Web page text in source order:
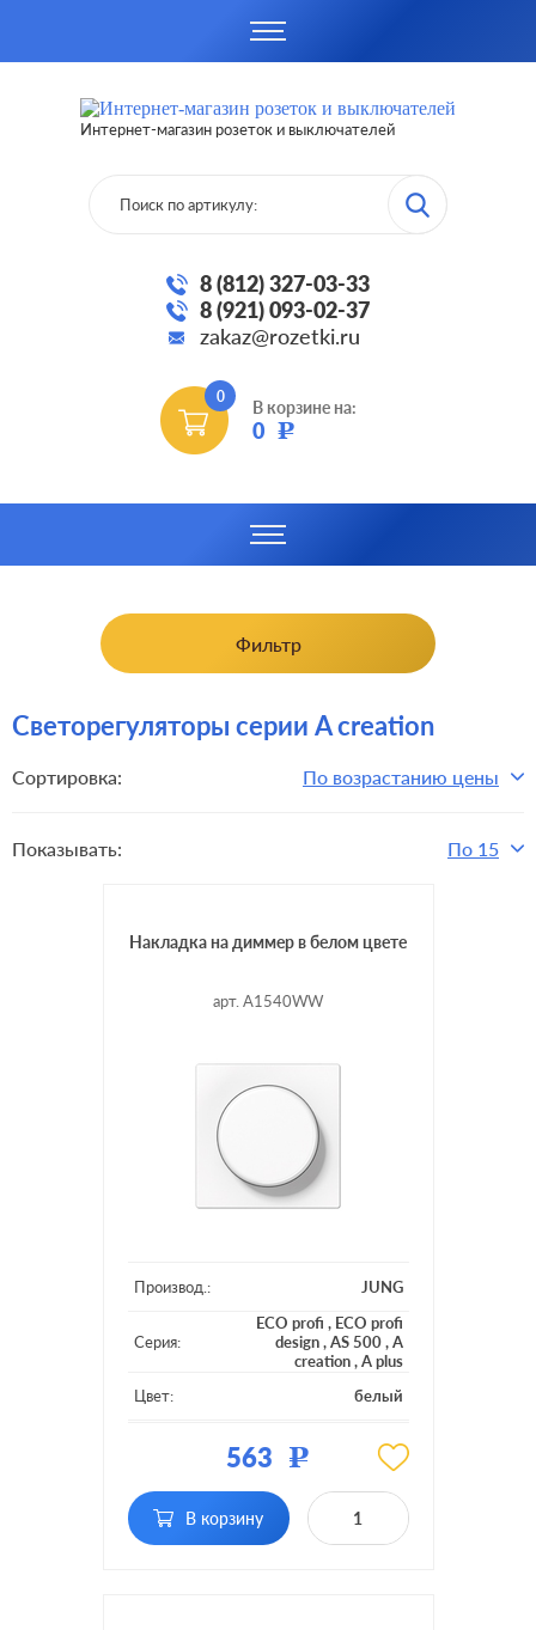
Интернет-магазин розеток и выключателей
8 (812) 327-03-33
8 (921) 093-02-37
zakaz@rozetki.ru
0
В корзине на:
0 Р
Фильтр
Светорегуляторы серии A creation
Сортировка: По возрастанию цены
Показывать: По 15
Накладка на диммер в белом цвете
арт. A1540WW
Производ.: JUNG
Серия:
ECO profi , ECO profi
design,AS 500,A
creation,A plus
Цвет:
белый
пластмасса
Подсветка: без подсветки
Включение: поворотно-нажимной
563 Р
В корзину